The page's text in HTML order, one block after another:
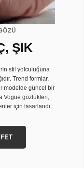
ŞIK
stil yolculuğuna
Trend formlar,
modelde güncel bir
Vogue gözlükleri,
için tasarlandı.